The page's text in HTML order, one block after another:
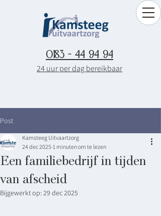
0183 - 44 94 94
24 uur per dag bereikbaar
Post
Een familiebedrijf in tijden
van afscheid
Kamsteeg Uitvaartzorg
24 dec 2025 1 minuten om te lezen
Bijgewerkt op: 29 dec 2025